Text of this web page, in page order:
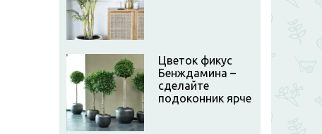
Цветок фикус
Бенждамина –
сделайте
подоконник ярче